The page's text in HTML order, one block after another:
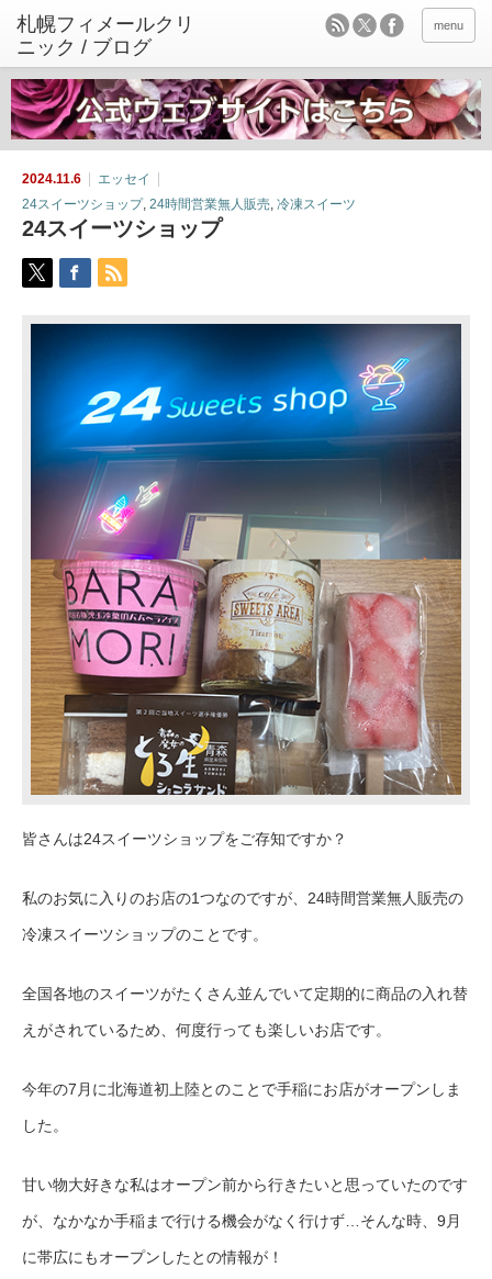
menu
2024.11.6
エッセイ
24スイーツショップ, 24時間営業無人販売, 冷凍スイーツ
24スイーツショップ
皆さんは24スイーツショップをご存知ですか？
私のお気に入りのお店の1つなのですが、 24時間営業無人販売の
冷凍スイーツショップのことです。
全国各地のスイーツがたくさん並んでいて定期的に商品の入れ替
えがされているため、何度行っても楽しいお店です。
今年の7月に北海道初上陸とのことで手稲にお店がオープンしま
した。
甘い物大好きな私はオープン前から行きたいと思っていたのです
が、なかなか手稲まで行ける機会がなく行けず…そんな時、 9月
に帯広にもオープンしたとの情報が！